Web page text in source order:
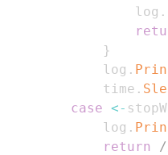
				log
.
}
			log
.
			time
.
case <-
			log
.
return